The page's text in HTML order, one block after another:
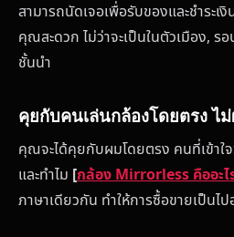
สามารถนัดเจอเพื่อรับของและชำระ
คุณสะดวก ไม่ว่าจะเป็นในตัวเมือง, ร
ชั้นนำ
คุยกับคนเล่นกล้องโดยตรง ไ
คุณจะได้คุยกับผมโดยตรง คนที่เข้าใจ
และทำไม [กล้อง Mirrorless คืออะไ
ภาษาเดียวกัน ทำให้การซื้อขายเป็นไ